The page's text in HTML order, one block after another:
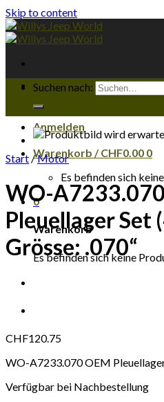
Skip to content
Suchen nach:
Anmelden
Warenkorb /CHF0.00 0
Es befinden sich
0
Warenkorb
Es befinden sich keine
Start /Motor
WO-
Pleuellager Set
Grösse: .070“
CHF120.75
WO-A7233.070 OEM
Verfügbar bei Nachbestellung